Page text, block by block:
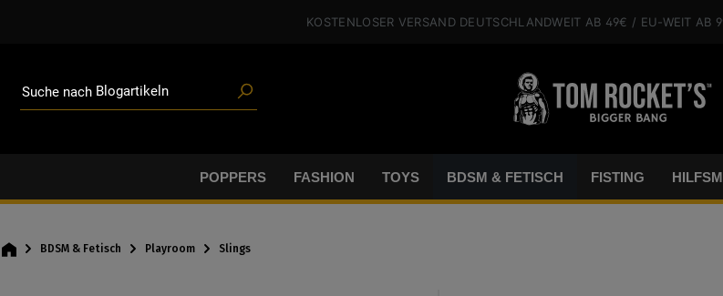
KOSTENLOSER VERSANDDEUTSCHLANDWEIT AB 49€ / EU-WEIT AB
POPPERS FASHION TOYS BDSM & FETISCH FISTING
BDSM & Fetisch Playroom Slings
Suche nach Marken
Gleitgel